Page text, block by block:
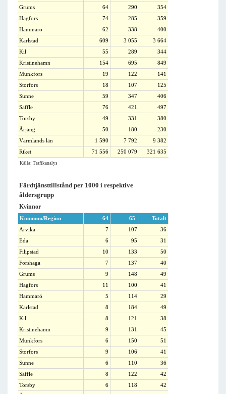
Grums
64 290
354
Hagfors
74 285
359
Hammarö
62 338
400
Karlstad
609 3 055
3 664
Kil
55 289
344
Kristinehamn
154 695
849
Munkfors
19 122
141
Storfors
18 107
125
Sunne
59 347
406
Säffle
76 421
497
Torsby
49 331
380
Årjäng
50 180
230
Värmlands län
1 590 7 792
9 382
Riket
71 556 250 079 321 635
Källa: Trafikanalys
Färdtjänsttillstånd per 1000 i respektive
åldersgrupp
Kvinnor
Kommun/Region -64 65-
Totalt
Arvika
7 107
36
Eda
6 95
31
Filipstad
10 133
50
Forshaga
7 137
40
Grums
9 148
49
Hagfors
11 100
41
Hammarö
5 114
29
Karlstad
8 184
49
Kil
8 121
38
Kristinehamn
9 131
45
Munkfors
6 150
51
Storfors
9 106
41
Sunne
6 110
36
Säffle
8 122
42
Torsby
6 118
42